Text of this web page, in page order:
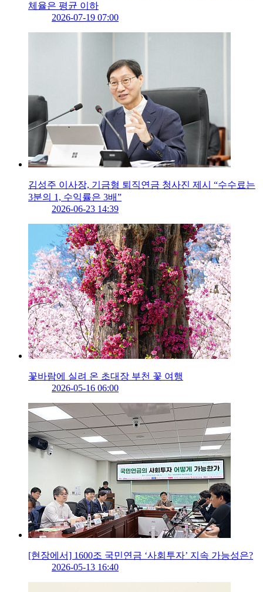
체율은 평균 이하
2026-07-19 07:00
김성주 이사장, 기금형 퇴직연금 청사진 제시 “수수료는
3분의 1, 수익률은 3배”
2026-06-23 14:39
꽃바람에 실려 온 초대장 부천 꽃 여행
2026-05-16 06:00
[현장에서] 1600조 국민연금 ‘사회투자’ 지속 가능성은?
2026-05-13 16:40